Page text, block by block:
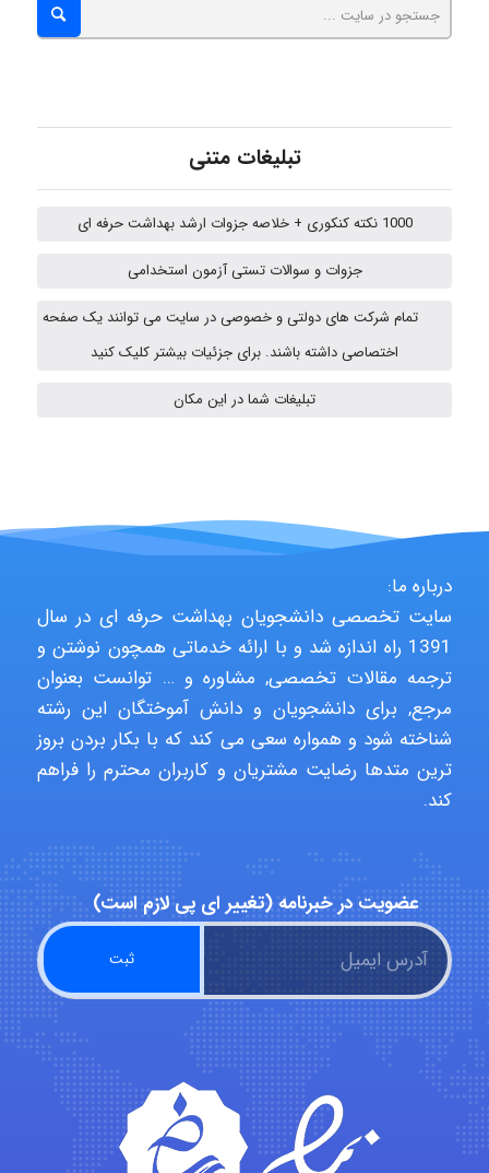
A.balandeh
Jafar Tym
aghajari vahid
malekf
abolfazlkoshehe
abolfazlkoshehe
A.balandeh
fatima
Jafar Tym
تبلیغات متنی
1000 نکته کنکوری + خلاصه جزوات ارشد بهداشت حرفه ای
جزوات و سوالات تستی آزمون استخدامی
تمام شرکت های دولتی و خصوصی در سایت می توانند یک صفحه
اختصاصی داشته باشند. برای جزئیات بیشتر کلیک کنید
تبلیغات شما در این مکان
درباره ما:
سایت تخصصی دانشجویان بهداشت حرفه ای در سال
1391 راه اندازه شد و با ارائه خدماتی همچون نوشتن و
ترجمه مقالات تخصصی, مشاوره و … توانست بعنوان
مرجع, برای دانشجویان و دانش آموختگان این رشته
شناخته شود و همواره سعی می کند که با بکار بردن بروز
ترین متدها رضایت مشتریان و کاربران محترم را فراهم
کند.
عضویت در خبرنامه (تغییر ای پی لازم است)